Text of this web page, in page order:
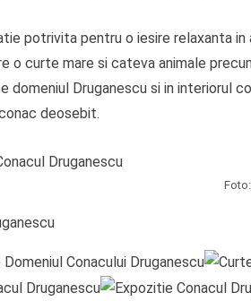
potrivita pentru o iesire relaxanta
o curte mare si cateva animale
domeniul Druganescu si in interiorul
deosebit.